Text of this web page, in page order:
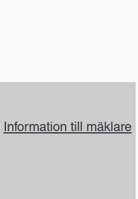
Information till mäklare